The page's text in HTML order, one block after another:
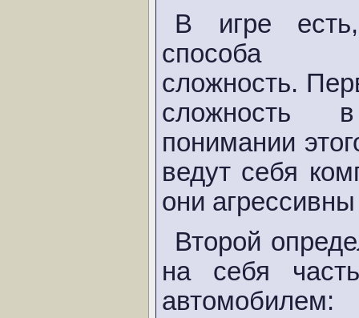
В игре
способа
сложность.
сложность в
понимании
ведут себя
они
Второй
на себя
автомобилем: